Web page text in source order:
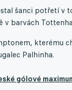
šanci potřetí v
v barvách
kterému
Palhinha.
gólové